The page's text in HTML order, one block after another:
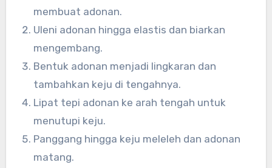
membuat adonan.
Uleni adonan hingga elastis dan biarkan
mengembang.
Bentuk adonan menjadi lingkaran dan
tambahkan keju di tengahnya.
Lipat tepi adonan ke arah tengah untuk
menutupi keju.
Panggang hingga keju meleleh dan adonan
matang.